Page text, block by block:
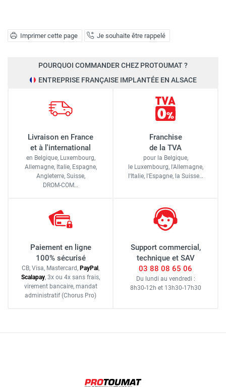
Imprimer cette page Je souhaite être rappelé
POURQUOI COMMANDER CHEZ PROTOUMAT ?
ENTREPRISE FRANÇAISE IMPLANTÉE EN ALSACE
Livraison en France
et à l'international
en Belgique, Luxembourg,
Allemagne, Italie, Espagne,
Angleterre, Suisse,
DROM-COM…
Franchise
de la TVA
pour la Belgique,
le Luxembourg, l'Allemagne,
l'Italie, l'Espagne, la Suisse…
Paiement en ligne
100% sécurisé
CB, Visa, Mastercard, PayPal,
Scalapay, 3x ou 4x sans frais,
virement bancaire, mandat
administratif (Chorus Pro)
Support commercial,
technique et SAV
03 88 08 65 06
Du lundi au vendredi :
8h30-12h et 13h30-17h30